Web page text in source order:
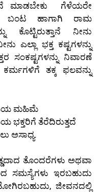
ಮಾಡಬೇಕು ಗೆಳೆಯರೇ
ಬಂಟ ಹಾಗಾಗಿ ರಾಮ
ನೀನು
ಎಲ್ಲಾ ಭಕ್ತ ಕಷ್ಟಗಳನ್ನು
ಸಂಕಷ್ಟಗಳನ್ನು ನಿವಾರಣೆ
ತಕ್ಕ ಫಲವನ್ನು
ಮಹಿಮೆ
ತೆರೆದಿರುತ್ತದೆ
ಅಸಾಧ್ಯ.
ತೊಂದರೆಗಳು ಅಥವಾ
ಸಮಸ್ಯೆಗಳು ಇರಬಹುದು
ಜೀವನದಲ್ಲಿ